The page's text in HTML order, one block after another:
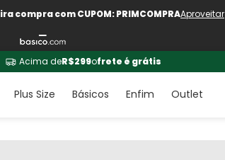
compra com CUPOM: PRIMCOMPRAAproveitar
Acima deR$299ofrete é grátis
Plus Size Básicos Enfim Outlet